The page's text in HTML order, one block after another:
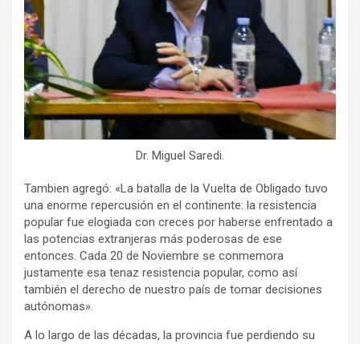
Dr. Miguel Saredi.
Tambien agregó: «La batalla de la Vuelta de Obligado tuvo
una enorme repercusión en el continente: la resistencia
popular fue elogiada con creces por haberse enfrentado a
las potencias extranjeras más poderosas de ese
entonces. Cada 20 de Noviembre se conmemora
justamente esa tenaz resistencia popular, como así
también el derecho de nuestro país de tomar decisiones
autónomas».
A lo largo de las décadas, la provincia fue perdiendo su